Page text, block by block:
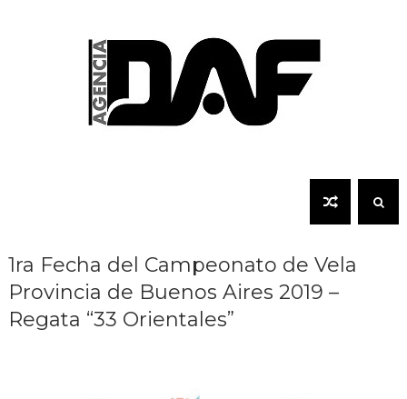
1ra Fecha del Campeonato de Vela
Provincia de Buenos Aires 2019 –
Regata “33 Orientales”